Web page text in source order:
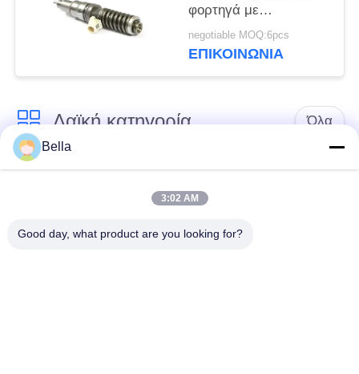
φορτηγά με
ενδοσιδηροδρομική
συσκευή έγχυσης
negotiable MOQ:6pcs
ΕΠΙΚΟΙΝΩΝΙΑ
Λαϊκή κατηγορία Όλα
Κοινό ακροφύσιο
ραγών
Κοινή βαλβίδα
Κοινός εγχυτήρας
Bella
3:02 AM
Good day, what product are you looking for?